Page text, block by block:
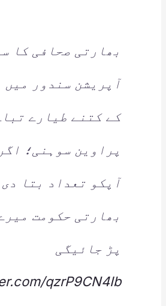
بھارتی صحافی کا
آپریشن سندور میں
کے کتنے طیارے
پراوین سوہنی؛
آپکو تعداد بتا دی
بھارتی حکومت
پڑ جائیگی
qzrP9CN4Ib